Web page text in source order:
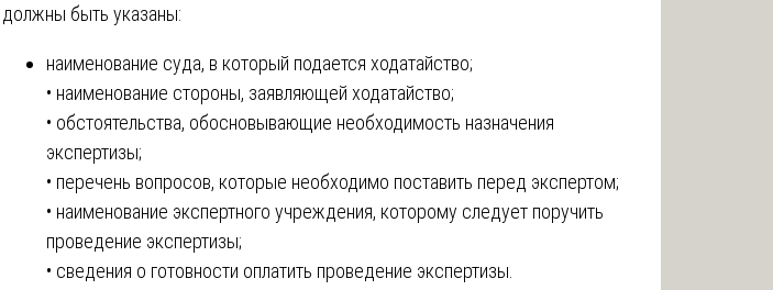
должны быть указаны:
наименование суда, в который подается ходатайство;
• наименование стороны, заявляющей ходатайство;
• обстоятельства, обосновывающие необходимость назначения
экспертизы;
• перечень вопросов, которые необходимо поставить перед экспертом;
• наименование экспертного учреждения, которому следует поручить
проведение экспертизы;
• сведения о готовности оплатить проведение экспертизы.